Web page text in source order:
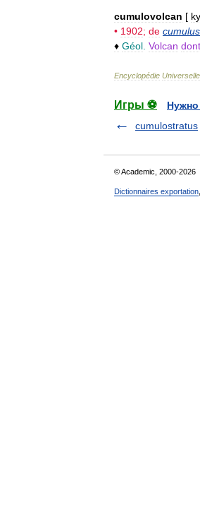
cumulovolcan [
• 1902; de cumulus
♦ Géol Volcan dont
Encyclopédie Universelle
Игры ⚽
cumulostratus
© Academic, 2000-2026
Dictionnaires exportation